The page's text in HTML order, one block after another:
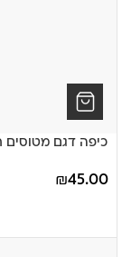
כיפה דגם מטוסים
45.00
₪